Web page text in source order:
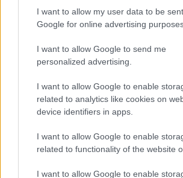
I want to allow my user data to be
Google for online advertising
I want to allow Google to send me
personalized advertising.
I want to allow Google to enable
related to analytics like cookies on
device identifiers in apps.
I want to allow Google to enable
related to functionality of the website
I want to allow Google to enable
részből
Több megbízható forrás állítása
úgy tűnik, hogy a Ubisoft
gyökereihez.
Loaded:
21.86%
Idén lesz 15 éve, hogy világhódító